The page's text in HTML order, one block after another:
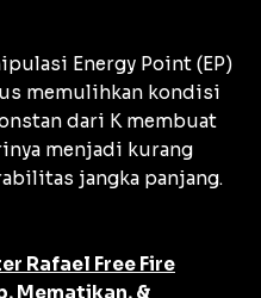
Energy Point (EP)
memulihkan kondisi
dari K membuat
menjadi kurang
jangka panjang.
Rafael Free Fire
Mematikan, &